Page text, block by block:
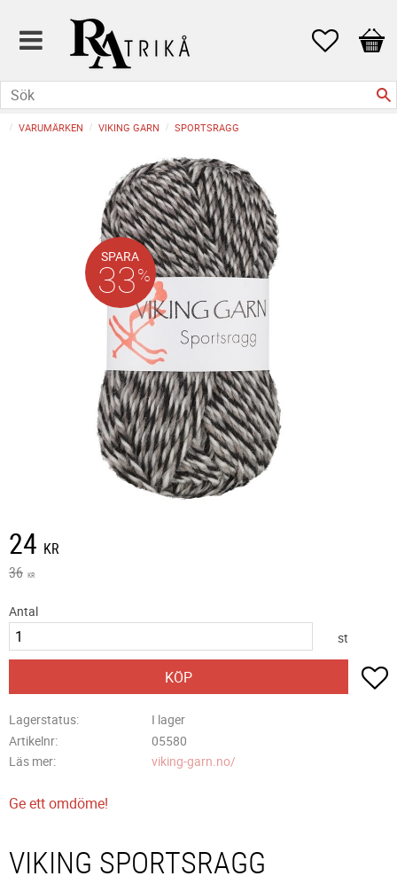
Favoriter
VARUMÄRKEN VIKING GARN SPORTSRAGG
SPARA
33%
Nedsatt pris:
24 KR
Ordinarie pris:
36 KR
Antal
st
KÖP
Lagerstatus
I lager
Artikelnr
05580
Läs mer
viking-garn.no/
Ge ett omdöme!
VIKING SPORTSRAGG